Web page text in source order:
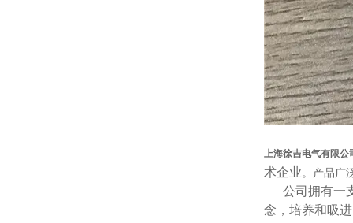
上海徐吉电气有限公
术企业。产品广
公司拥有一支
念，培养和吸